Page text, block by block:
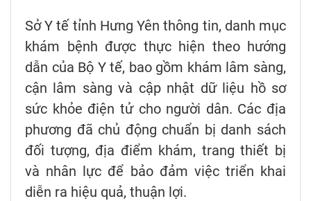
Sở Y tế tỉnh Hưng Yên thông tin, danh mục
khám bệnh được thực hiện theo hướng
dẫn của Bộ Y tế, bao gồm khám lâm sàng,
cận lâm sàng và cập nhật dữ liệu hồ sơ
sức khỏe điện tử cho người dân. Các địa
phương đã chủ động chuẩn bị danh sách
đối tượng, địa điểm khám, trang thiết bị
và nhân lực để bảo đảm việc triển khai
diễn ra hiệu quả, thuận lợi.